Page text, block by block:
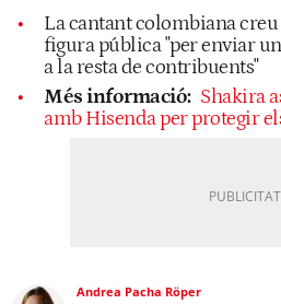
La cantant colombiana
figura pública "per enviar
a la resta de contribuents"
Més informació: Shakira
amb Hisenda per protegir
Andrea Pacha Röper